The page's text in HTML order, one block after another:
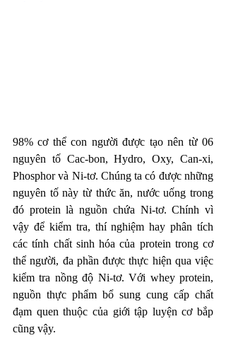
98% cơ thể con người được tạo nên từ 06
nguyên tố Cac-bon, Hydro, Oxy, Can-xi,
Phosphor và Ni-tơ. Chúng ta có được những
nguyên tố này từ thức ăn, nước uống trong
đó protein là nguồn chứa Ni-tơ. Chính vì
vậy để kiểm tra, thí nghiệm hay phân tích
các tính chất sinh hóa của protein trong cơ
thể người, đa phần được thực hiện qua việc
kiểm tra nồng độ Ni-tơ. Với whey protein,
nguồn thực phẩm bổ sung cung cấp chất
đạm quen thuộc của giới tập luyện cơ bắp
cũng vậy.